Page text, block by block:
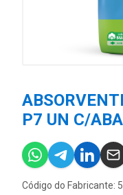
P7 UN C/
Código do Fabricante: